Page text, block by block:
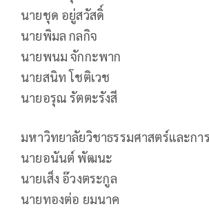
นายชุด อยู่สวัสดิ์
นายพิมล กลกิจ
นายพนม จักกะพาก
นายสนิท โชติเวช
นายอรุณ รัตตะรังสี
มหาวิทยาลัยวิชาธรรมศาสตร์และกา
นายอนันต์ พัฒนะ
นายเส็ง อ๊วงตระกูล
นายทองต่อ ยมนาค